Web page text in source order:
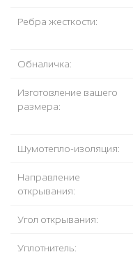
Ребра жесткости:
Обналичка:
Изготовление вашего
размера:
Шумотепло-изоляция:
Направление
открывания:
Угол открывания:
Уплотнитель: